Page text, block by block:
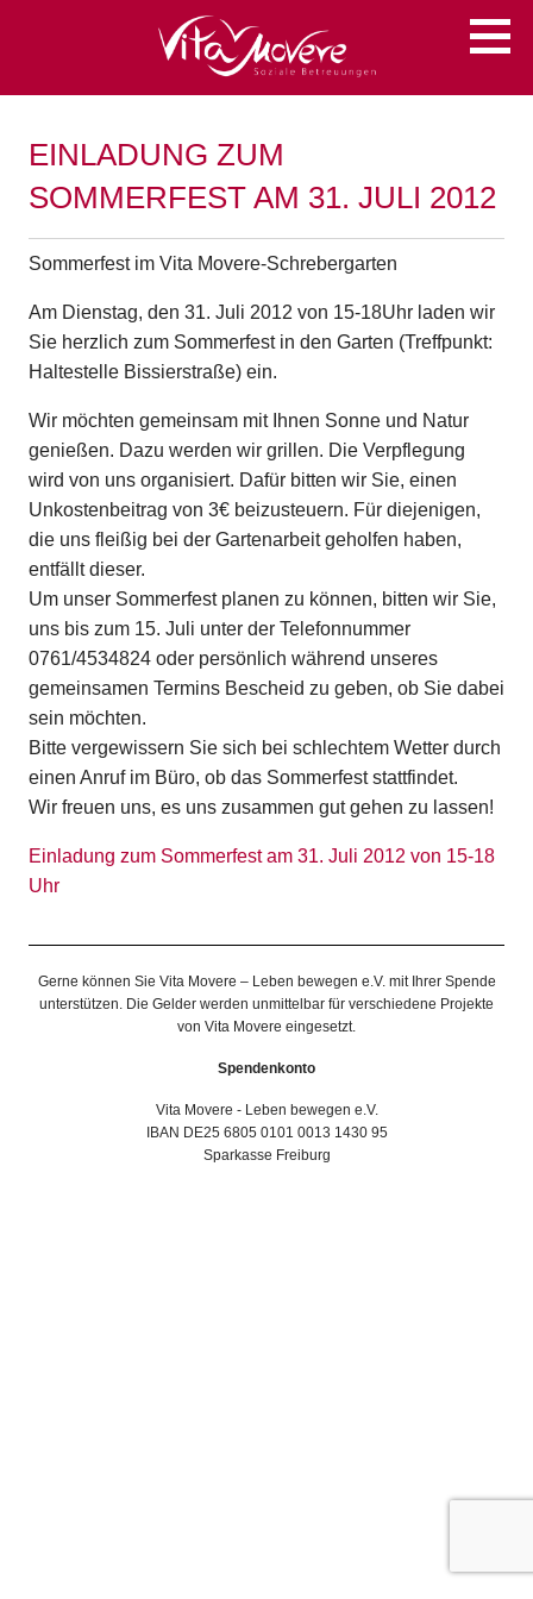
VITA MOVERE
EINLADUNG ZUM
SOMMERFEST AM 31. JULI 2012
Sommerfest im Vita Movere-Schrebergarten
Am Dienstag, den 31. Juli 2012 von 15-18Uhr laden wir
Sie herzlich zum Sommerfest in den Garten (Treffpunkt:
Haltestelle Bissierstraße) ein.
Wir möchten gemeinsam mit Ihnen Sonne und Natur
genießen. Dazu werden wir grillen. Die Verpflegung
wird von uns organisiert. Dafür bitten wir Sie, einen
Unkostenbeitrag von 3€ beizusteuern. Für diejenigen,
die uns fleißig bei der Gartenarbeit geholfen haben,
entfällt dieser.
Um unser Sommerfest planen zu können, bitten wir Sie,
uns bis zum 15. Juli unter der Telefonnummer
0761/4534824 oder persönlich während unseres
gemeinsamen Termins Bescheid zu geben, ob Sie dabei
sein möchten.
Bitte vergewissern Sie sich bei schlechtem Wetter durch
einen Anruf im Büro, ob das Sommerfest stattfindet.
Wir freuen uns, es uns zusammen gut gehen zu lassen!
Einladung zum Sommerfest am 31. Juli 2012 von 15-18
Uhr
Gerne können Sie Vita Movere – Leben bewegen e.V. mit Ihrer Spende
unterstützen. Die Gelder werden unmittelbar für verschiedene Projekte
von Vita Movere eingesetzt.
Spendenkonto
Vita Movere - Leben bewegen e.V.
IBAN DE25 6805 0101 0013 1430 95
Sparkasse Freiburg